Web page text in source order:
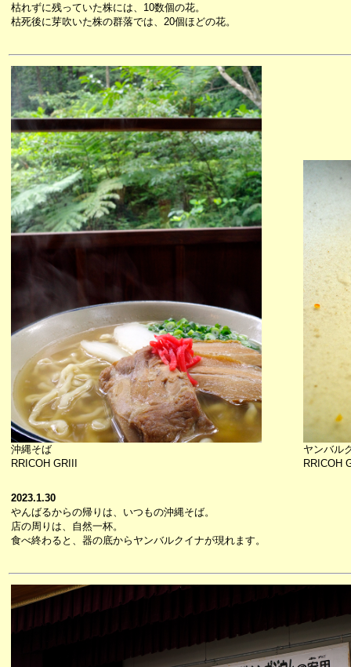
枯れずに残っていた株には、10数個の花。
枯死後に芽吹いた株の群落では、20個ほどの花。
沖縄そば
RRICOH GRIII
ヤンバル
RRICOH
2023.1.30
やんばるからの帰りは、いつもの沖縄そば。
店の周りは、自然一杯。
食べ終わると、器の底からヤンバルクイナが現れます。